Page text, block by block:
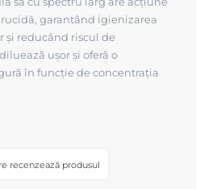
garantând igienizarea
reducând riscul de
ușor și oferă o
în funcție de concentrația
recenzează produsul